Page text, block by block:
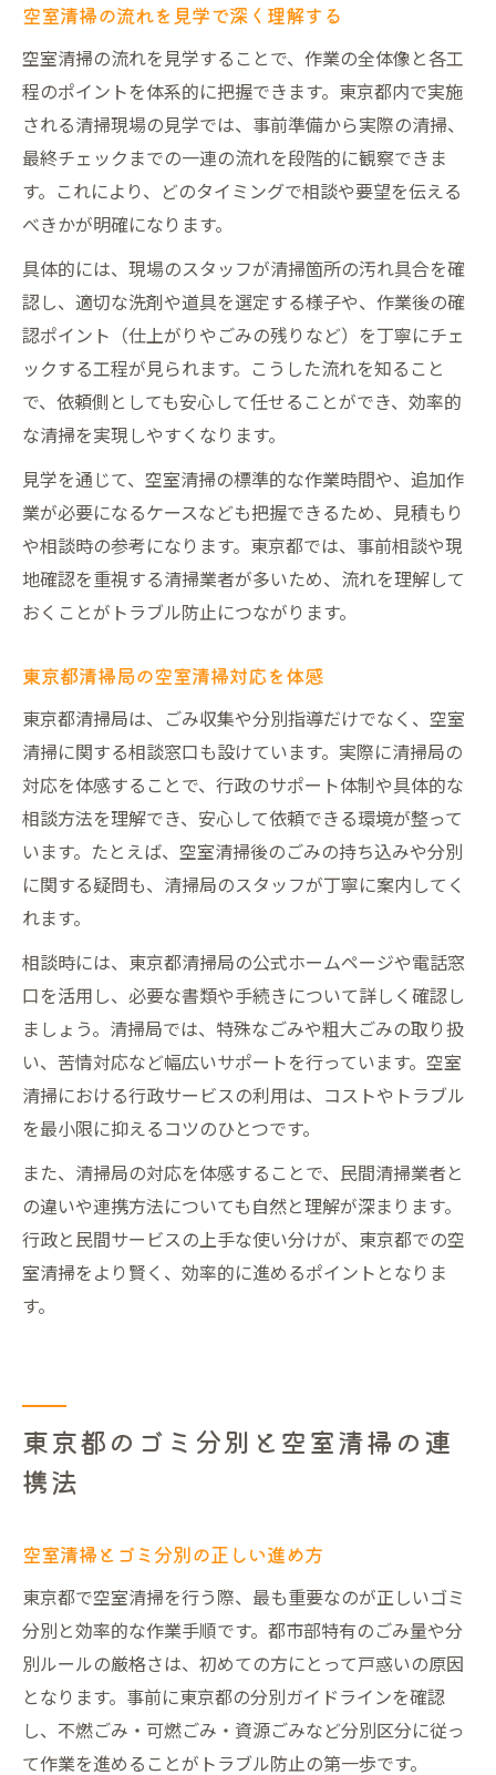
空室清掃の流れを見学で深く理解する
空室清掃の流れを見学することで、作業の全体像と各工
程のポイントを体系的に把握できます。東京都内で実施
される清掃現場の見学では、事前準備から実際の清掃、
最終チェックまでの一連の流れを段階的に観察できま
す。これにより、どのタイミングで相談や要望を伝える
べきかが明確になります。
具体的には、現場のスタッフが清掃箇所の汚れ具合を確
認し、適切な洗剤や道具を選定する様子や、作業後の確
認ポイント（仕上がりやごみの残りなど）を丁寧にチェ
ックする工程が見られます。こうした流れを知ること
で、依頼側としても安心して任せることができ、効率的
な清掃を実現しやすくなります。
見学を通じて、空室清掃の標準的な作業時間や、追加作
業が必要になるケースなども把握できるため、見積もり
や相談時の参考になります。東京都では、事前相談や現
地確認を重視する清掃業者が多いため、流れを理解して
おくことがトラブル防止につながります。
東京都清掃局の空室清掃対応を体感
東京都清掃局は、ごみ収集や分別指導だけでなく、空室
清掃に関する相談窓口も設けています。実際に清掃局の
対応を体感することで、行政のサポート体制や具体的な
相談方法を理解でき、安心して依頼できる環境が整って
います。たとえば、空室清掃後のごみの持ち込みや分別
に関する疑問も、清掃局のスタッフが丁寧に案内してく
れます。
相談時には、東京都清掃局の公式ホームページや電話窓
口を活用し、必要な書類や手続きについて詳しく確認し
ましょう。清掃局では、特殊なごみや粗大ごみの取り扱
い、苦情対応など幅広いサポートを行っています。空室
清掃における行政サービスの利用は、コストやトラブル
を最小限に抑えるコツのひとつです。
また、清掃局の対応を体感することで、民間清掃業者と
の違いや連携方法についても自然と理解が深まります。
行政と民間サービスの上手な使い分けが、東京都での空
室清掃をより賢く、効率的に進めるポイントとなりま
す。
東京都のゴミ分別と空室清掃の連
携法
空室清掃とゴミ分別の正しい進め方
東京都で空室清掃を行う際、最も重要なのが正しいゴミ
分別と効率的な作業手順です。都市部特有のごみ量や分
別ルールの厳格さは、初めての方にとって戸惑いの原因
となります。事前に東京都の分別ガイドラインを確認
し、不燃ごみ・可燃ごみ・資源ごみなど分別区分に従っ
て作業を進めることがトラブル防止の第一歩です。